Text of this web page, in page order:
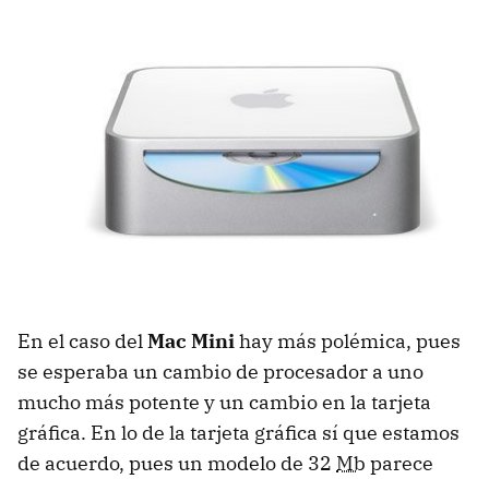
En el caso delMac Minihay más polémica, pues
se esperaba un cambio de procesador a uno
mucho más potente y un cambio en la tarjeta
gráfica. En lo de la tarjeta gráfica sí que estamos
de acuerdo, pues un modelo de 32 Mb parece